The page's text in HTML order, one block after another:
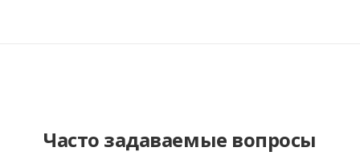
Часто задаваемые вопросы